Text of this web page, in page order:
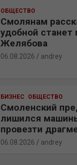
ОБЩЕСТВО
Смолянам
удобной
Желябова
06.08.2026 andrey
БИЗНЕС ОБЩЕСТВО
Смоленский
лишился
провезти
06.08.2026 andrey